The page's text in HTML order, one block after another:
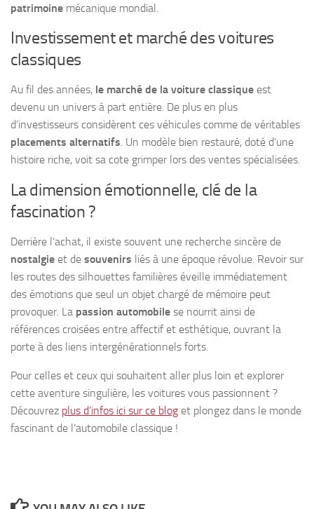
patrimoine mécanique mondial.
Investissement et marché des voitures
classiques
Au fil des années, le marché de la voiture classique est
devenu un univers à part entière. De plus en plus
d’investisseurs considèrent ces véhicules comme de véritables
placements alternatifs. Un modèle bien restauré, doté d’une
histoire riche, voit sa cote grimper lors des ventes spécialisées.
La dimension émotionnelle, clé de la
fascination ?
Derrière l’achat, il existe souvent une recherche sincère de
nostalgie et de souvenirs liés à une époque révolue. Revoir sur
les routes des silhouettes familières éveille immédiatement
des émotions que seul un objet chargé de mémoire peut
provoquer. La passion automobile se nourrit ainsi de
références croisées entre affectif et esthétique, ouvrant la
porte à des liens intergénérationnels forts.
Pour celles et ceux qui souhaitent aller plus loin et explorer
cette aventure singulière, les voitures vous passionnent ?
Découvrez plus d’infos ici sur ce blog et plongez dans le monde
fascinant de l’automobile classique !